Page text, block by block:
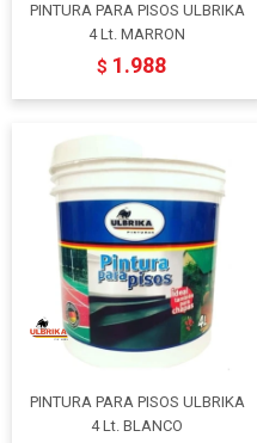
PINTURA PARA PISOS ULBRIKA
4 Lt. MARRON
$ 1.988
PINTURA PARA PISOS ULBRIKA
4 Lt. BLANCO